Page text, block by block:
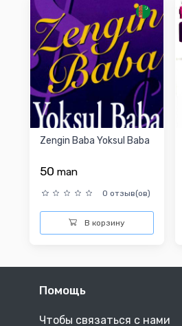
Zengin Baba Yoksul Baba
50 man
0 отзыв(ов)
В корзину
Помощь
Чтобы связаться с нами